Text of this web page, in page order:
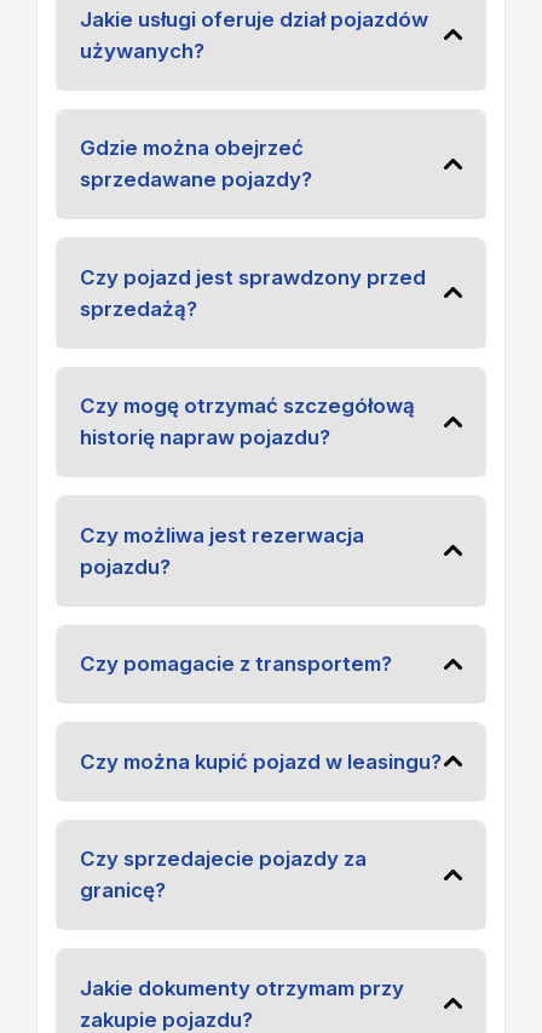
Jakie usługi oferuje dział pojazdów
używanych?
Gdzie można obejrzeć
sprzedawane pojazdy?
Czy pojazd jest sprawdzony przed
sprzedażą?
Czy mogę otrzymać szczegółową
historię napraw pojazdu?
Czy możliwa jest rezerwacja
pojazdu?
Czy pomagacie z transportem?
Czy można kupić pojazd w leasingu?
Czy sprzedajecie pojazdy za
granicę?
Jakie dokumenty otrzymam przy
zakupie pojazdu?